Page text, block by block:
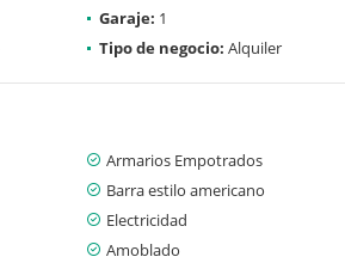
Garaje: 1
Tipo de negocio: Alquiler
Armarios Empotrados
Barra estilo americano
Electricidad
Amoblado